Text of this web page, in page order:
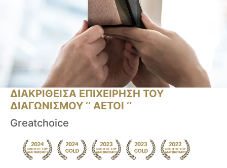
ΔΙΑΚΡΙΘΕΙΣΑ ΕΠΙΧΕΙΡΗΣΗ ΤΟΥ
ΔΙΑΓΩΝΙΣΜΟΥ ‘’ ΑΕΤΟΙ ‘’
Greatchoice